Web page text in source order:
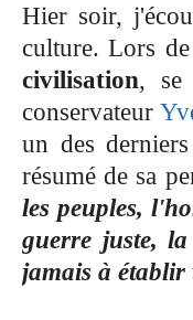
Hier soir,
culture. Lors
civilisation, se
conservateur
un des
résumé de sa
les peuples,
guerre juste,
jamais à